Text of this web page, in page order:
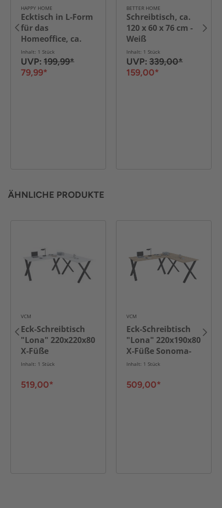
HAPPY HOME
Ecktisch in L-Form
für das
Homeoffice, ca.
120 x 120 x 76 cm –
Schwarz
Inhalt: 1 Stück
UVP: 199,99*
79,99*
BETTER HOME
Schreibtisch, ca.
120 x 60 x 76 cm -
Weiß
Inhalt: 1 Stück
UVP: 339,00*
159,00*
ÄHNLICHE PRODUKTE
VCM
Eck-Schreibtisch
"Lona" 220x220x80
X-Füße
Weiß/Schwarz
Inhalt: 1 Stück
519,00*
VCM
Eck-Schreibtisch
"Lona" 220x190x80
X-Füße Sonoma-
Eiche/Schwarz
Inhalt: 1 Stück
509,00*